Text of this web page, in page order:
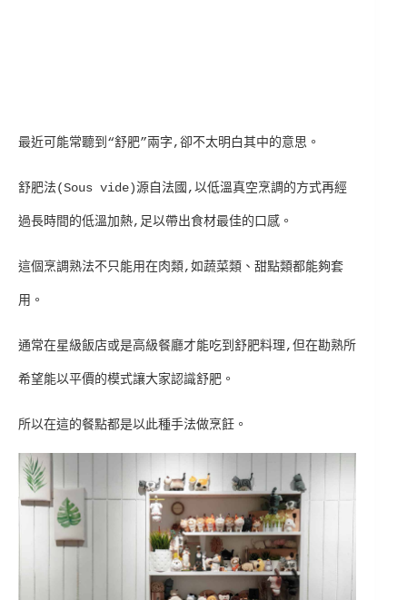
最近可能常聽到“舒肥”兩字,卻不太明白其中的意思。
舒肥法(Sous vide)源自法國,以低溫真空烹調的方式再經
過長時間的低溫加熱,足以帶出食材最佳的口感。
這個烹調熟法不只能用在肉類,如蔬菜類、甜點類都能夠套
用。
通常在星級飯店或是高級餐廳才能吃到舒肥料理,但在勘熟所
希望能以平價的模式讓大家認識舒肥。
所以在這的餐點都是以此種手法做烹飪。